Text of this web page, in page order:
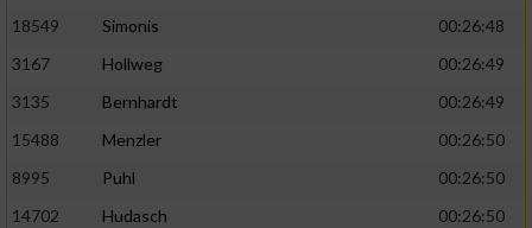
18549
Simonis
00:26:48
3167
Hollweg
00:26:49
3135
Bernhardt
00:26:49
15488
Menzler
00:26:50
8995
Puhl
00:26:50
14702
Hudasch
00:26:50